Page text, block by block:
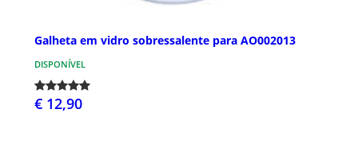
Galheta em vidro sobressalente para AO002013
DISPONÍVEL
€ 12,90